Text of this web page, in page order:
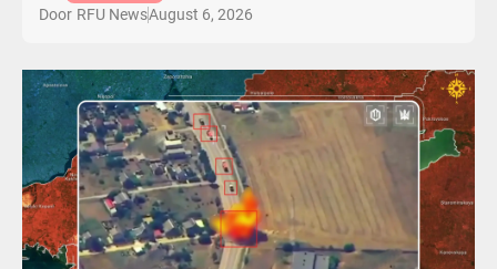
Door RFU NewsAugust 6, 2026